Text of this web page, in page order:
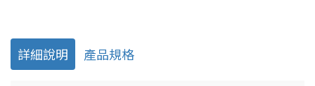
詳細說明 產品規格